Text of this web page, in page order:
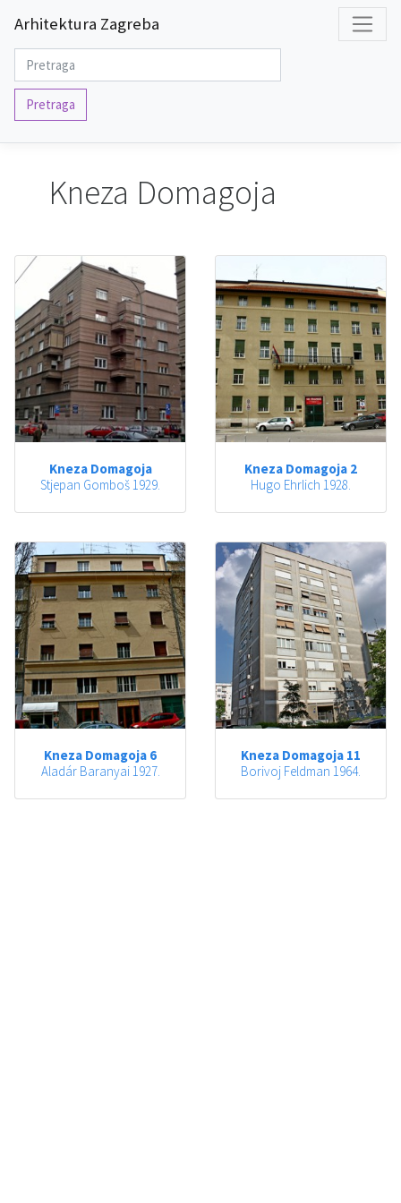
Arhitektura Zagreba
Pretraga
Kneza Domagoja
Kneza Domagoja
Stjepan Gomboš 1929.
Kneza Domagoja 2
Hugo Ehrlich 1928.
Kneza Domagoja 6
Aladár Baranyai 1927.
Kneza Domagoja 11
Borivoj Feldman 1964.